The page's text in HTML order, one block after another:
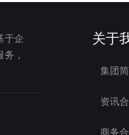
于企
，
关于
集团
资讯
商务